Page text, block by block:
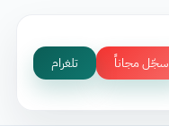
سجّل مجاناً تلغرام